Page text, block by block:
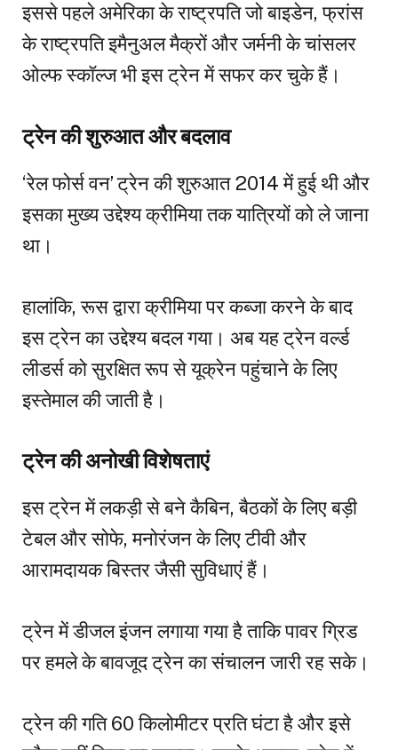
इससे पहले अमेरिका के राष्ट्रपति जो बाइडेन, फ्रांस
के राष्ट्रपति इमैनुअल मैक्रों और जर्मनी के चांसलर
ओल्फ स्कॉल्ज भी इस ट्रेन में सफर कर चुके हैं।
ट्रेन की शुरुआत और बदलाव
‘रेल फोर्स वन’ ट्रेन की शुरुआत 2014 में हुई थी और
इसका मुख्य उद्देश्य क्रीमिया तक यात्रियों को ले जाना
था।
हालांकि, रूस द्वारा क्रीमिया पर कब्जा करने के बाद
इस ट्रेन का उद्देश्य बदल गया। अब यह ट्रेन वर्ल्ड
लीडर्स को सुरक्षित रूप से यूक्रेन पहुंचाने के लिए
इस्तेमाल की जाती है।
ट्रेन की अनोखी विशेषताएं
इस ट्रेन में लकड़ी से बने कैबिन, बैठकों के लिए बड़ी
टेबल और सोफे, मनोरंजन के लिए टीवी और
आरामदायक बिस्तर जैसी सुविधाएं हैं।
ट्रेन में डीजल इंजन लगाया गया है ताकि पावर ग्रिड
पर हमले के बावजूद ट्रेन का संचालन जारी रह सके।
ट्रेन की गति 60 किलोमीटर प्रति घंटा है और इसे